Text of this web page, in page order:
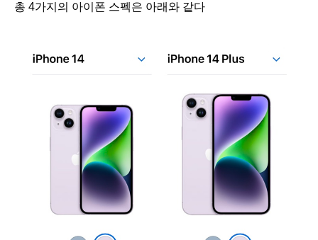
총 4가지의 아이폰 스펙은 아래와 같다